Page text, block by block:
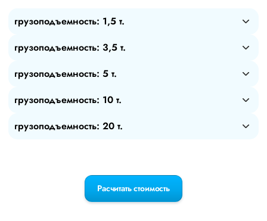
грузоподъемность: 1,5 т.
грузоподъемность: 3,5 т.
грузоподъемность: 5 т.
грузоподъемность: 10 т.
грузоподъемность: 20 т.
Расчитать стоимость